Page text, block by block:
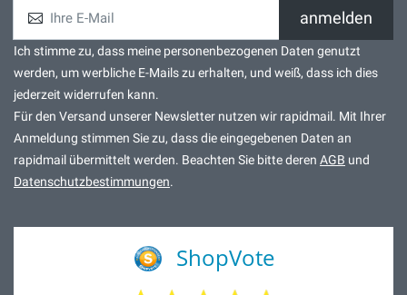
anmelden
Ich stimme zu, dass meine personenbezogenen Daten genutzt
werden, um werbliche E-Mails zu erhalten, und weiß, dass ich dies
jederzeit widerrufen kann.
Für den Versand unserer Newsletter nutzen wir rapidmail. Mit Ihrer
Anmeldung stimmen Sie zu, dass die eingegebenen Daten an
rapidmail übermittelt werden. Beachten Sie bitte deren AGB und
Datenschutzbestimmungen.
ShopVote